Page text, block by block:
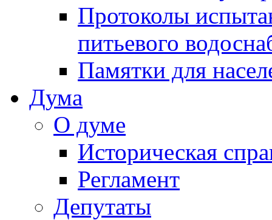
Протоколы
питьевого
Памятки для
Дума
О думе
Историческая
Регламент
Депутаты